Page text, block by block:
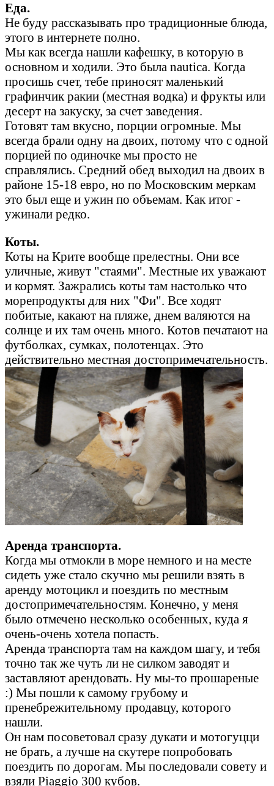
Еда.
Не буду рассказывать про традиционные блюда,
этого в интернете полно.
Мы как всегда нашли кафешку, в которую в
основном и ходили. Это была nautica. Когда
просишь счет, тебе приносят маленький
графинчик ракии (местная водка) и фрукты или
десерт на закуску, за счет заведения.
Готовят там вкусно, порции огромные. Мы
всегда брали одну на двоих, потому что с одной
порцией по одиночке мы просто не
справлялись. Средний обед выходил на двоих в
районе 15-18 евро, но по Московским меркам
это был еще и ужин по объемам. Как итог -
ужинали редко.
Коты.
Коты на Крите вообще прелестны. Они все
уличные, живут "стаями". Местные их уважают
и кормят. Зажрались коты там настолько что
морепродукты для них "Фи". Все ходят
побитые, какают на пляже, днем валяются на
солнце и их там очень много. Котов печатают на
футболках, сумках, полотенцах. Это
действительно местная достопримечательность.
Аренда транспорта.
Когда мы отмокли в море немного и на месте
сидеть уже стало скучно мы решили взять в
аренду мотоцикл и поездить по местным
достопримечательностям. Конечно, у меня
было отмечено несколько особенных, куда я
очень-очень хотела попасть.
Аренда транспорта там на каждом шагу, и тебя
точно так же чуть ли не силком заводят и
заставляют арендовать. Ну мы-то прошареные
:) Мы пошли к самому грубому и
пренебрежительному продавцу, которого
нашли.
Он нам посоветовал сразу дукати и мотогуцци
не брать, а лучше на скутере попробовать
поездить по дорогам. Мы последовали совету и
взяли Piaggio 300 кубов.